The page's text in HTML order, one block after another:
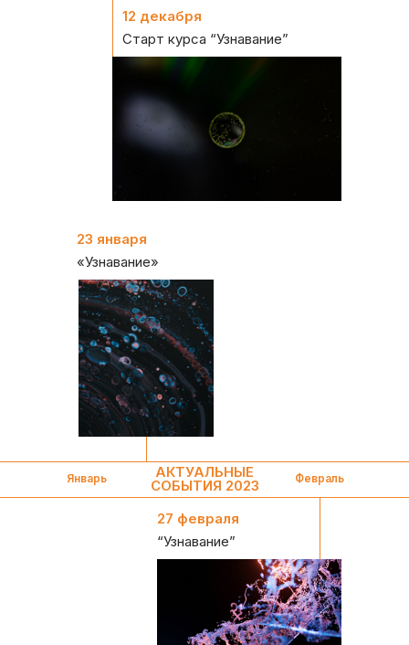
12 декабря
Старт курса “Узнавание”
АКТУАЛЬНЫЕ
СОБЫТИЯ 2023
Январь Февраль
27 февраля
“Узнавание”
23 января
«Узнавание»